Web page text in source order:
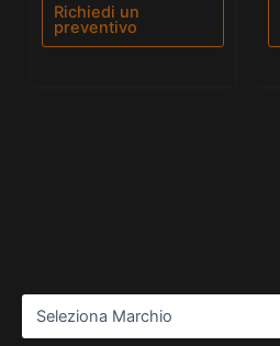
Richiedi un
preventivo